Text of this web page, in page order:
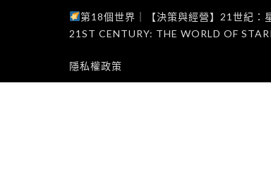
第18個世界｜【決策與經營】21世紀
21ST CENTURY: THE WORLD OF
隱私權政策